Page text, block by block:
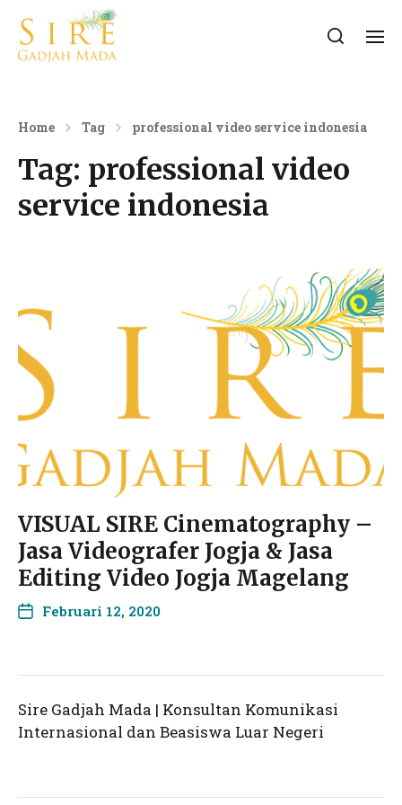
Home Tag professional video service indonesia
Tag: professional video
service indonesia
VISUAL SIRE Cinematography –
Jasa Videografer Jogja & Jasa
Editing Video Jogja Magelang
Februari 12, 2020
Sire Gadjah Mada | Konsultan Komunikasi
Internasional dan Beasiswa Luar Negeri